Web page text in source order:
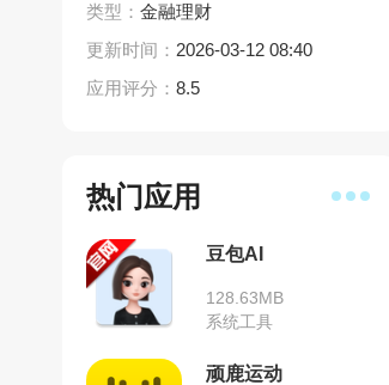
类型： 金融理财
更新时间： 2026-03-12 08:40
应用评分： 8.5
热门应用
豆包AI
128.63MB
系统工具
顽鹿运动